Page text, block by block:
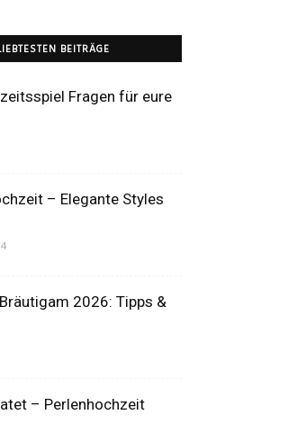
BEITRÄGE
Fragen für eure
– Elegante Styles
2026: Tipps &
– Perlenhochzeit